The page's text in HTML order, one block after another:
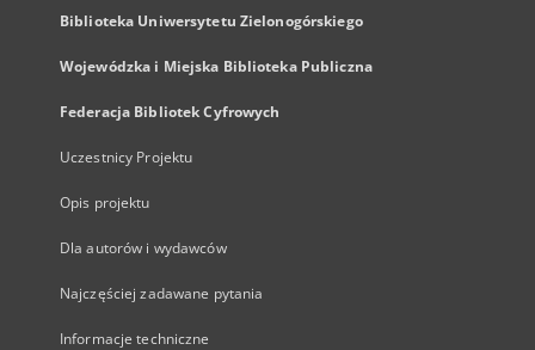
Biblioteka Uniwersytetu Zielonogórskiego
Wojewódzka i Miejska Biblioteka Publiczna
Federacja Bibliotek Cyfrowych
Uczestnicy Projektu
Opis projektu
Dla autorów i wydawców
Najczęściej zadawane pytania
Informacje techniczne